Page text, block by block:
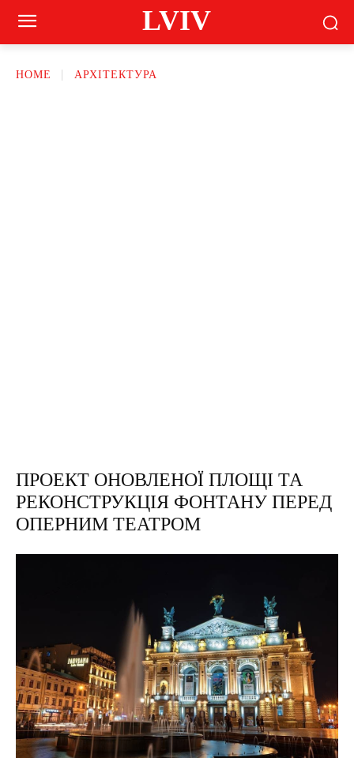
LVIV
HOME АРХІТЕКТУРА
ПРОЕКТ ОНОВЛЕНОЇ ПЛОЩІ ТА
РЕКОНСТРУКЦІЯ ФОНТАНУ ПЕРЕД
ОПЕРНИМ ТЕАТРОМ